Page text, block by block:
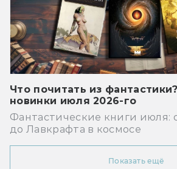
Что почитать из
новинки июля 2026-го
Фантастические книги июля:
до Лавкрафта в космосе
Показать ещё